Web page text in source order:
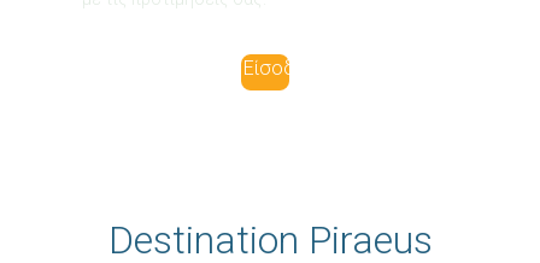
Είσοδος
Destination Piraeus